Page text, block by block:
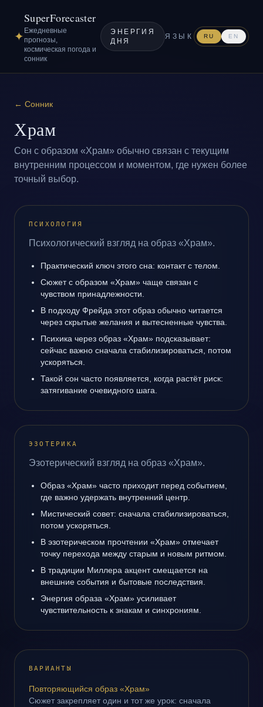
✦
SuperForecaster
Ежедневные
прогнозы,
космическая погода и
сонник
ЭНЕРГИЯ
ДНЯ
ЯЗЫК RU EN
← Сонник
Храм
Сон с образом «Храм» обычно связан с текущим
внутренним процессом и моментом, где нужен более
точный выбор.
ПСИХОЛОГИЯ
Психологический взгляд на образ «Храм».
Практический ключ этого сна: контакт с телом.
Сюжет с образом «Храм» чаще связан с
чувством принадлежности.
В подходу Фрейда этот образ обычно читается
через скрытые желания и вытесненные чувства.
Психика через образ «Храм» подсказывает:
сейчас важно сначала стабилизироваться, потом
ускоряться.
Такой сон часто появляется, когда растёт риск:
затягивание очевидного шага.
ЭЗОТЕРИКА
Эзотерический взгляд на образ «Храм».
Образ «Храм» часто приходит перед событием,
где важно удержать внутренний центр.
Мистический совет: сначала стабилизироваться,
потом ускоряться.
В эзотерическом прочтении «Храм» отмечает
точку перехода между старым и новым ритмом.
В традиции Миллера акцент смещается на
внешние события и бытовые последствия.
Энергия образа «Храм» усиливает
чувствительность к знакам и синхрониям.
ВАРИАНТЫ
Повторяющийся образ «Храм»
Сюжет закрепляет один и тот же урок: сначала